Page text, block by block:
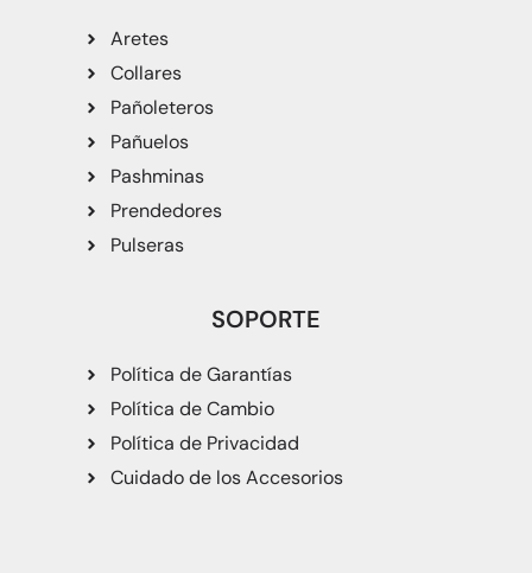
Aretes
Collares
Pañoleteros
Pañuelos
Pashminas
Prendedores
Pulseras
SOPORTE
Política de Garantías
Política de Cambio
Política de Privacidad
Cuidado de los Accesorios